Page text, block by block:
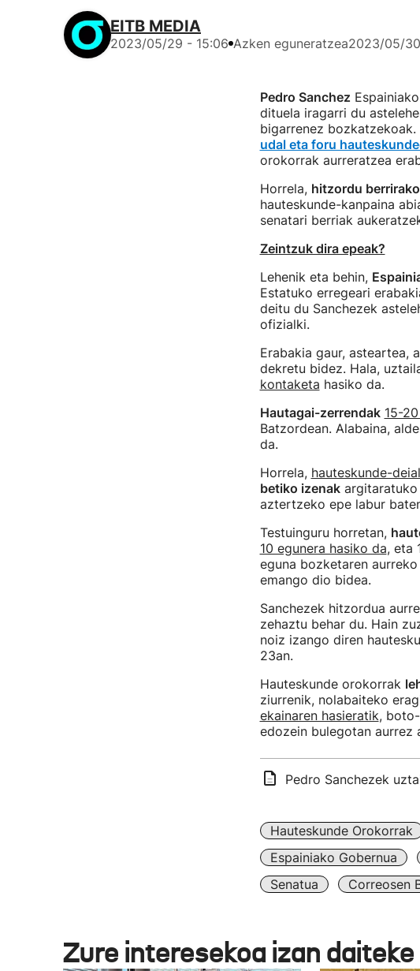
EITB MEDIA
2023/05/29 - 15:06 Azken eguneratzea2023/05/
Pedro Sanchez
dituela iragarri du
bigarrenez
udal eta foru
orokorrak aurreratzea
Horrela, hitzordu
hauteskunde-kanpaina
senatari berriak
Zeintzuk dira epeak?
Lehenik eta behin,
Estatuko erregeari
deitu du Sanchezek
ofizialki.
Erabakia gaur, asteartea,
dekretu bidez. Hala,
kontaketa hasiko da.
Hautagai-zerrendak 15-
Batzordean. Alabaina,
da.
Horrela, hauteskunde-
betiko izenakargitaratuko
aztertzeko epe labur
Testuinguru horretan,
10 egunera hasiko da, eta
eguna bozketaren
emango dio bidea.
Sanchezek hitzordua
zehaztu behar du. Hain
noiz izango diren
23an.
Hauteskunde orokorrak
ziurrenik, nolabaiteko
ekainaren hasieratik,
edozein bulegotan aurrez
Pedro Sanchezek
Hauteskunde Orokorrak
Espainiako Gobernua
Senatua
Correosen
Zure interesekoa izan daiteke